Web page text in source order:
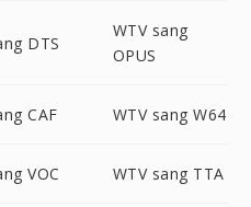
DTS
WTV sang
OPUS
CAF WTV sang W64
VOC WTV sang TTA